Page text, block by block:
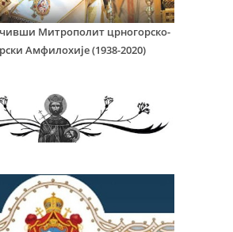
Митрополит црногорско-
Амфилохије (1938-2020)